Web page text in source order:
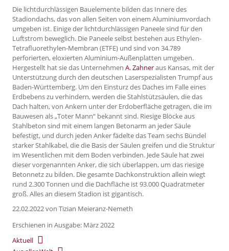
Die lichtdurchlässigen Bauelemente bilden das Innere des
Stadiondachs, das von allen Seiten von einem Aluminiumvordach
umgeben ist. Einige der lichtdurchlässigen Paneele sind für den
Luftstrom beweglich. Die Paneele selbst bestehen aus Ethylen-
Tetrafluorethylen-Membran (ETFE) und sind von 34.789
perforierten, eloxierten Aluminium-Außenplatten umgeben.
Hergestellt hat sie das Unternehmen A. Zahneraus Kansas, mit der
Unterstützung durch den deutschen Laserspezialisten Trumpf aus
Baden-Württemberg. Um den Einsturz des Daches im Falle eines
Erdbebens zu verhindern, werden die Stahlstützsäulen, die das
Dach halten, von Ankern unter der Erdoberfläche getragen, die im
Bauwesen als „Toter Mann“ bekannt sind. Riesige Blöcke aus
Stahlbeton sind mit einem langen Betonarm an jeder Säule
befestigt, und durch jeden Anker fädelte das Team sechs Bündel
starker Stahlkabel, die die Basis der Säulen greifen und die Struktur
im Wesentlichen mit dem Boden verbinden. Jede Säule hat zwei
dieser vorgenannten Anker, die sich überlappen, um das riesige
Betonnetz zu bilden. Die gesamte Dachkonstruktion allein wiegt
rund 2.300 Tonnen und die Dachfläche ist 93.000 Quadratmeter
groß. Alles an diesem Stadion ist gigantisch.
22.02.2022von Tizian Meieranz-Nemeth
Erschienen in Ausgabe: März 2022
Aktuell